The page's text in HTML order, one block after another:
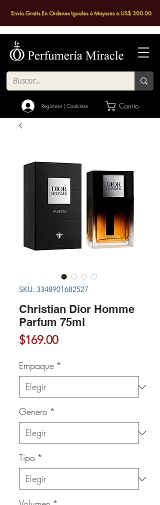
Regístrese | Conéctese Carrito
Envío Gratis En Ordenes Iguales ó Mayores a US$ 300.00
SKU: 3348901682527
Christian Dior Homme
Parfum 75ml
$169.00Precio
Empaque *
Genero *
Tipo *